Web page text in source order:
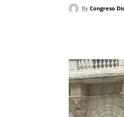
By Congreso